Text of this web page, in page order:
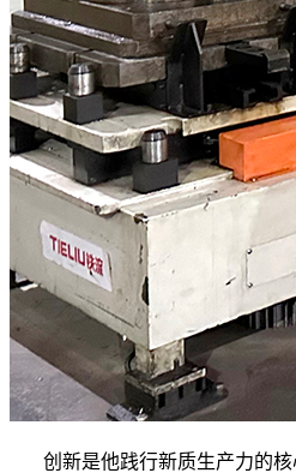
创新是他践行新质生产力的核